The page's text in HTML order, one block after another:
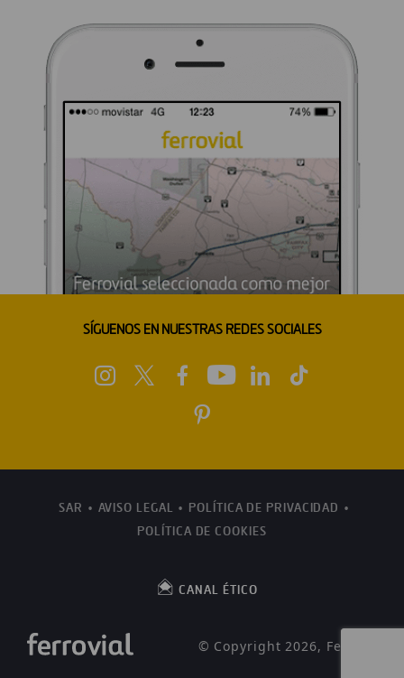
SÍGUENOS EN NUESTRAS REDES SOCIALES
SAR AVISO LEGAL
POLÍTICA DE PRIVACIDAD
POLÍTICA DE COOKIES
CANAL ÉTICO
© Copyright 2026, Ferrovial